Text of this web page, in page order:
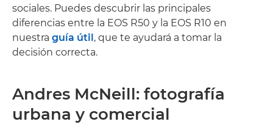
sociales. Puedes descubrir las principales
diferencias entre la EOS R50 y la EOS R10 en
nuestra guía útil, que te ayudará a tomar la
decisión correcta.
Andres McNeill: fotografía
urbana y comercial